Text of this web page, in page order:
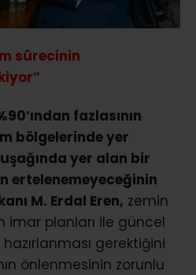
sürecinin
fazlasının
bölgelerinde yer
yer alan bir
ertelenemeyeceğinin
M. Erdal Eren, zemin
imar planları ile güncel
gerektiğini
önlenmesinin zorunlu